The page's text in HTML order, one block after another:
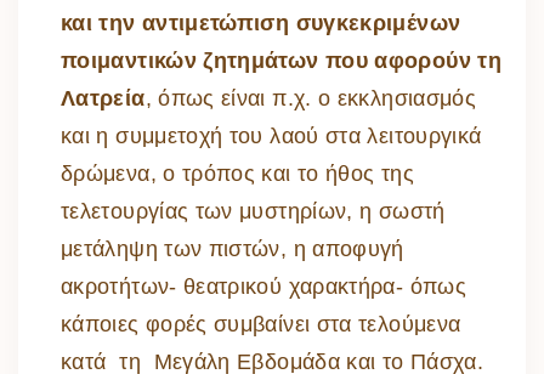
και την αντιμετώπιση συγκεκριμένων
ποιμαντικών ζητημάτων που αφορούν τη
Λατρεία, όπως είναι π.χ. ο εκκλησιασμός
και η συμμετοχή του λαού στα λειτουργικά
δρώμενα, ο τρόπος και το ήθος της
τελετουργίας των μυστηρίων, η σωστή
μετάληψη των πιστών, η αποφυγή
ακροτήτων- θεατρικού χαρακτήρα- όπως
κάποιες φορές συμβαίνει στα τελούμενα
κατά τη Μεγάλη Εβδομάδα και το Πάσχα.